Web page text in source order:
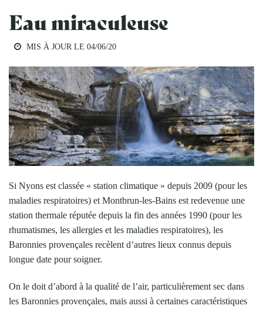
Eau miraculeuse
MIS À JOUR LE 04/06/20
Si Nyons est classée « station climatique » depuis 2009 (pour les
maladies respiratoires) et Montbrun-les-Bains est redevenue une
station thermale réputée depuis la fin des années 1990 (pour les
rhumatismes, les allergies et les maladies respiratoires), les
Baronnies provençales recèlent d’autres lieux connus depuis
longue date pour soigner.
On le doit d’abord à la qualité de l’air, particulièrement sec dans
les Baronnies provençales, mais aussi à certaines caractéristiques